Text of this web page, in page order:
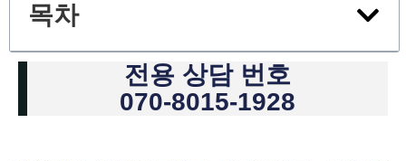
목차
전용 상담 번호
070-8015-1928